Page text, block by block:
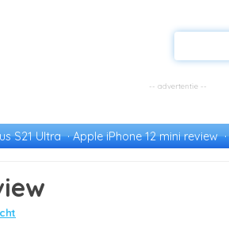
S21 Ultra Apple iPhone 12 mini review